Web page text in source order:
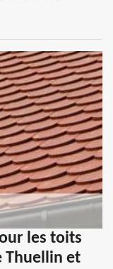
les toits
Thuellin et